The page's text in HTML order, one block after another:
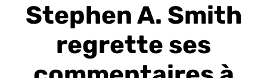
Stephen A. Smith
regrette ses